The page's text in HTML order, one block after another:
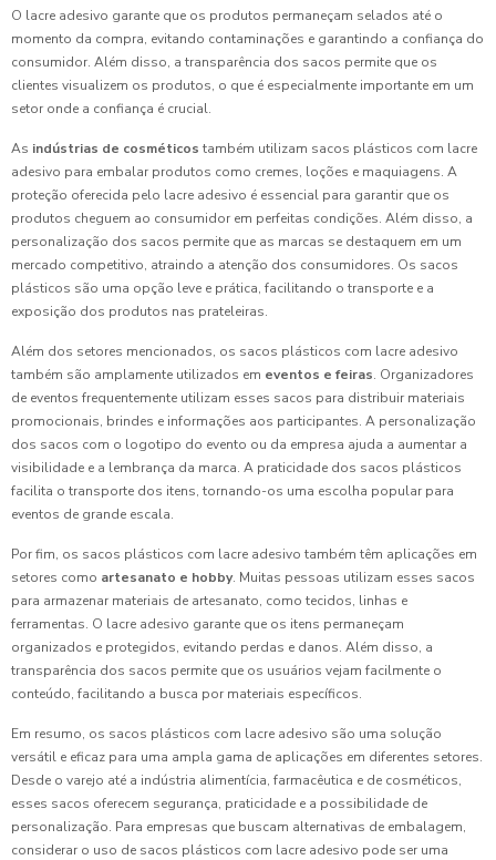
O lacre adesivo garante que os produtos permaneçam selados até o
momento da compra, evitando contaminações e garantindo a confiança do
consumidor. Além disso, a transparência dos sacos permite que os
clientes visualizem os produtos, o que é especialmente importante em um
setor onde a confiança é crucial.
As indústrias de cosméticos também utilizam sacos plásticos com lacre
adesivo para embalar produtos como cremes, loções e maquiagens. A
proteção oferecida pelo lacre adesivo é essencial para garantir que os
produtos cheguem ao consumidor em perfeitas condições. Além disso, a
personalização dos sacos permite que as marcas se destaquem em um
mercado competitivo, atraindo a atenção dos consumidores. Os sacos
plásticos são uma opção leve e prática, facilitando o transporte e a
exposição dos produtos nas prateleiras.
Além dos setores mencionados, os sacos plásticos com lacre adesivo
também são amplamente utilizados em eventos e feiras. Organizadores
de eventos frequentemente utilizam esses sacos para distribuir materiais
promocionais, brindes e informações aos participantes. A personalização
dos sacos com o logotipo do evento ou da empresa ajuda a aumentar a
visibilidade e a lembrança da marca. A praticidade dos sacos plásticos
facilita o transporte dos itens, tornando-os uma escolha popular para
eventos de grande escala.
Por fim, os sacos plásticos com lacre adesivo também têm aplicações em
setores como artesanato e hobby. Muitas pessoas utilizam esses sacos
para armazenar materiais de artesanato, como tecidos, linhas e
ferramentas. O lacre adesivo garante que os itens permaneçam
organizados e protegidos, evitando perdas e danos. Além disso, a
transparência dos sacos permite que os usuários vejam facilmente o
conteúdo, facilitando a busca por materiais específicos.
Em resumo, os sacos plásticos com lacre adesivo são uma solução
versátil e eficaz para uma ampla gama de aplicações em diferentes setores.
Desde o varejo até a indústria alimentícia, farmacêutica e de cosméticos,
esses sacos oferecem segurança, praticidade e a possibilidade de
personalização. Para empresas que buscam alternativas de embalagem,
considerar o uso de sacos plásticos com lacre adesivo pode ser uma